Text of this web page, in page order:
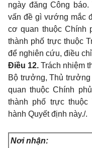
ngày đăng Công
vấn đề gì vướng mắc
cơ quan thuộc Chính
thành phố trực thuộc
để nghiên cứu, điều
Điều 12. Trách nhiệm
Bộ trưởng, Thủ
quan thuộc Chính
thành phố trực
hành Quyết định này./.
Nơi nhận: